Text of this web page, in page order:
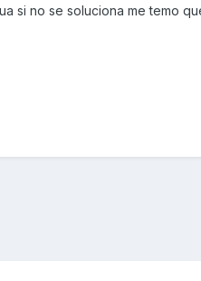
si no se soluciona me temo